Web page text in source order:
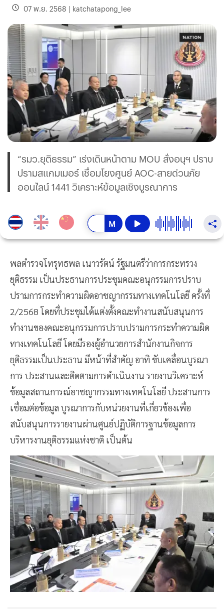
07 พ.ย. 2568 | katchatapong_lee
“รมว.ยุติธรรม” เร่งเดินหน้าตาม MOU สั่งอนุฯ ปราบ
ปรามสแกมเมอร์ เชื่อมโยงศูนย์ AOC-สายด่วนภัย
ออนไลน์ 1441 วิเคราะห์ข้อมูลเชิงบูรณาการ
พลตำรวจโทรุทธพล เนาวรัตน์ รัฐมนตรีว่าการกระทรวง
ยุติธรรม เป็นประธานการประชุมคณะอนุกรรมการปราบ
ปรามการกระทำความผิดอาชญากรรมทางเทคโนโลยี ครั้งที่
2/2568 โดยที่ประชุมได้แต่งตั้งคณะทำงานสนับสนุนการ
ทำงานของคณะอนุกรรมการปราบปรามการกระทำความผิด
ทางเทคโนโลยี โดยมีรองผู้อำนวยการสำนักงานกิจการ
ยุติธรรมเป็นประธาน มีหน้าที่สำคัญ อาทิ ขับเคลื่อนบูรณา
การ ประสานและติดตามการดำเนินงาน รายงานวิเคราะห์
ข้อมูลสถานการณ์อาชญากรรมทางเทคโนโลยี ประสานการ
เชื่อมต่อข้อมูล บูรณาการกับหน่วยงานที่เกี่ยวข้องเพื่อ
สนับสนุนการรายงานผ่านศูนย์ปฏิบัติการฐานข้อมูลการ
บริหารงานยุติธรรมแห่งชาติ เป็นต้น